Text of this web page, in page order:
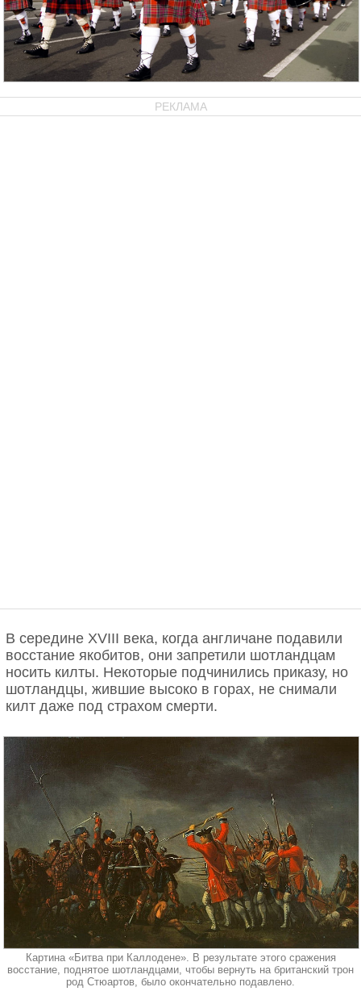
РЕКЛАМА
В середине XVIII века, когда англичане подавили
восстание якобитов, они запретили шотландцам
носить килты. Некоторые подчинились приказу, но
шотландцы, жившие высоко в горах, не снимали
килт даже под страхом смерти.
Картина «Битва при Каллодене». В результате этого сражения
восстание, поднятое шотландцами, чтобы вернуть на британский трон
род Стюартов, было окончательно подавлено.